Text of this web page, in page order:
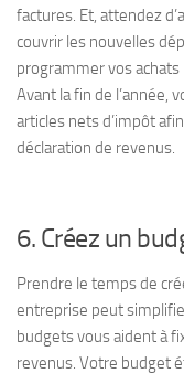
factures. Et, attendez
couvrir les nouvelles
programmer vos
Avant la fin de l’année,
articles nets d’impôt
déclaration de revenus.
6. Créez un
Prendre le temps de
entreprise peut
budgets vous aident à
revenus. Votre budget